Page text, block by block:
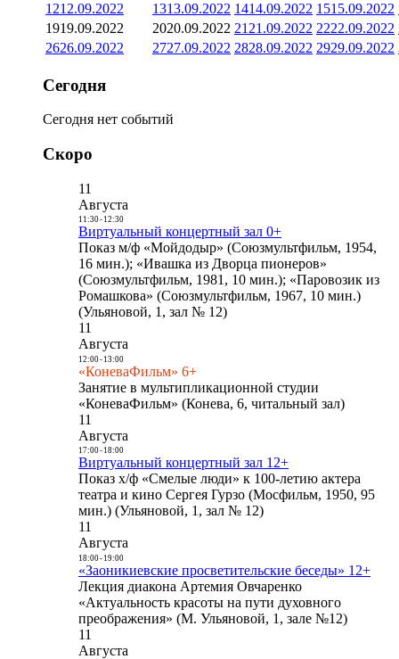
1212.09.2022 1313.09.2022 1414.09.2022 1515.09.2022
1919.09.2022 2020.09.2022 21 21.09.2022 2222.09.2022
2626.09.2022 2727.09.2022 2828.09.2022 2929.09.2022
Сегодня
Сегодня нет событий
Скоро
11
Августа
11:30- 12:30
Виртуальный концертный зал 0+
Показ м/ф «Мойдодыр» (Союзмультфильм, 1954,
16 мин.); «Ивашка из Дворца пионеров»
(Союзмультфильм, 1981, 10 мин.); «Паровозик из
Ромашкова» (Союзмультфильм, 1967, 10 мин.)
(Ульяновой, 1, зал № 12)
11
Августа
12:00- 13:00
«КоневаФильм» 6+
Занятие в мультипликационной студии
«КоневаФильм» (Конева, 6, читальный зал)
11
Августа
17:00- 18:00
Виртуальный концертный зал 12+
Показ х/ф «Смелые люди» к 100-летию актера
театра и кино Сергея Гурзо (Мосфильм, 1950, 95
мин.) (Ульяновой, 1, зал № 12)
11
Августа
18:00- 19:00
«Заоникиевские просветительские беседы» 12+
Лекция диакона Артемия Овчаренко
«Актуальность красоты на пути духовного
преображения» (М. Ульяновой, 1, зале №12)
11
Августа